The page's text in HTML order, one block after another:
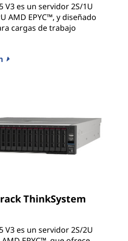
V3 es un servidor 2S/1U
AMD EPYC™, y diseñado
cargas de trabajo
ThinkSystem
V3 es un servidor 2S/2U